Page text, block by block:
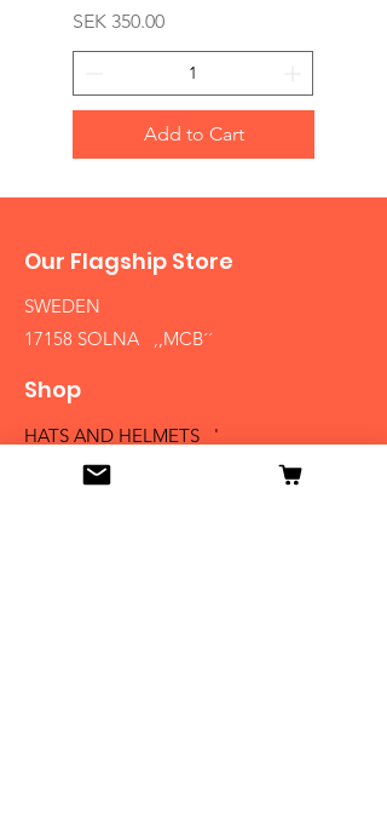
Price
SEK 350.00
Add to Cart
Our Flagship Store
SWEDEN
17158 SOLNA ,,MCB´´
Shop
HATS AND HELMETS '
FIREARMS